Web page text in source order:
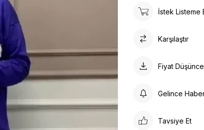
İstek Listeme
Karşılaştır
Fiyat
Gelince
Tavsiye Et